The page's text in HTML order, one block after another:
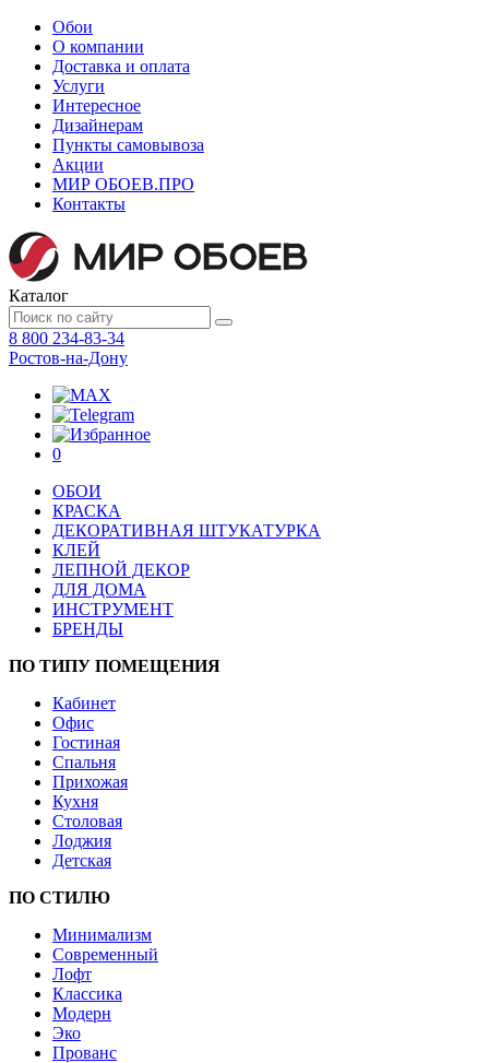
Обои
О компании
Доставка и оплата
Услуги
Интересное
Дизайнерам
Пункты самовывоза
Акции
МИР ОБОЕВ.ПРО
Контакты
Каталог
8 800 234-83-34
Ростов-на-Дону
0
ОБОИ
КРАСКА
ДЕКОРАТИВНАЯ ШТУКАТУРКА
КЛЕЙ
ЛЕПНОЙ ДЕКОР
ДЛЯ ДОМА
ИНСТРУМЕНТ
БРЕНДЫ
ПО ТИПУ ПОМЕЩЕНИЯ
Кабинет
Офис
Гостиная
Спальня
Прихожая
Кухня
Столовая
Лоджия
Детская
ПО СТИЛЮ
Минимализм
Современный
Лофт
Классика
Модерн
Эко
Прованс